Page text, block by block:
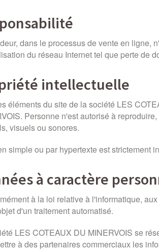
dans le processus de vente en ligne,
du réseau Internet tel que perte de
intellectuelle
éléments du site de la société LES
Personne n'est autorisé à
visuels ou sonores.
simple ou par hypertexte est strictement
à caractère
à la loi relative à l'informatique,
d'un traitement automatisé.
LES COTEAUX DU MINERVOIS se
à des partenaires commerciaux les